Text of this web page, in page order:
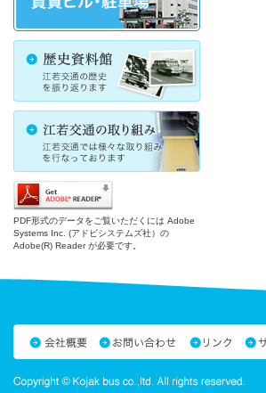
PDF形式のデータをご覧いただくには Adobe
Systems Inc. (アドビシステムズ社）の
Adobe(R) Reader が必要です。